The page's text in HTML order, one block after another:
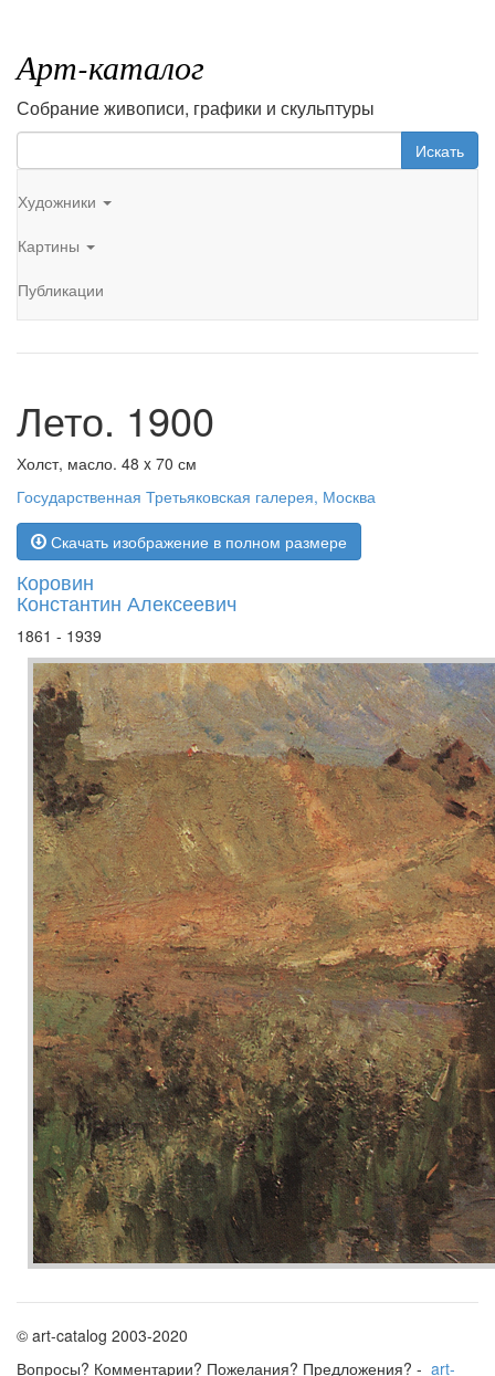
Арт-каталог
Собрание живописи, графики и скульптуры
Искать
Художники
Картины
Публикации
Лето. 1900
Холст, масло. 48 x 70 см
Государственная Третьяковская галерея, Москва
Скачать изображение в полном размере
Коровин
Константин Алексеевич
1861 - 1939
© art-catalog 2003-2020
Вопросы? Комментарии? Пожелания? Предложения? - art-